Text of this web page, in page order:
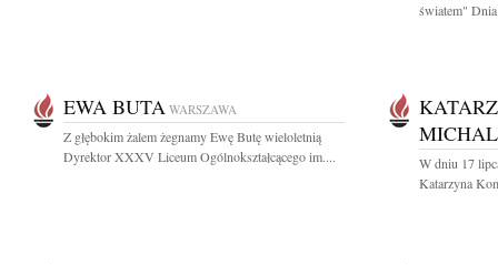
światem"
EWA BUTA WARSZAWA
Z głębokim żalem żegnamy Ewę Butę wieloletnią
Dyrektor XXXV Liceum Ogólnokształcącego im....
W dniu 17
Katarzyna